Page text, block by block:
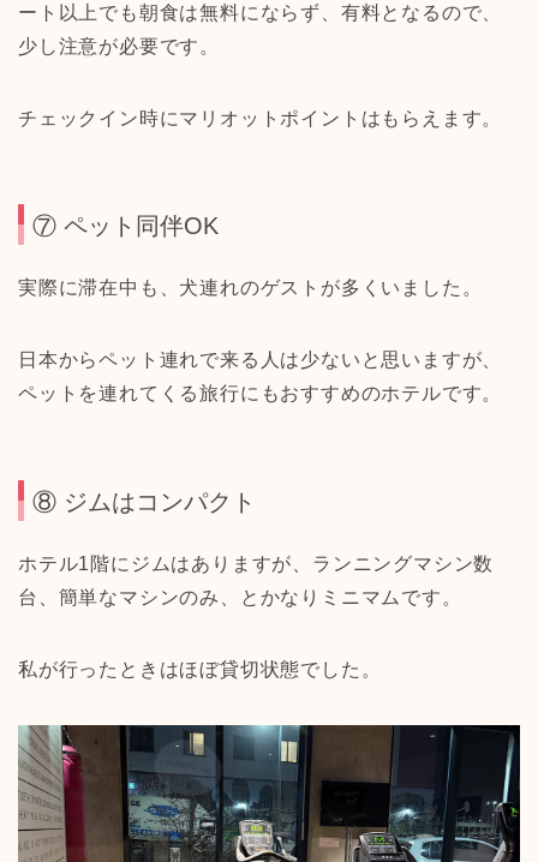
ート以上でも朝食は無料にならず、有料となるので、
少し注意が必要です。
チェックイン時にマリオットポイントはもらえます。
⑦ ペット同伴OK
実際に滞在中も、犬連れのゲストが多くいました。
日本からペット連れで来る人は少ないと思いますが、
ペットを連れてくる旅行にもおすすめのホテルです。
⑧ ジムはコンパクト
ホテル1階にジムはありますが、ランニングマシン数
台、簡単なマシンのみ、とかなりミニマムです。
私が行ったときはほぼ貸切状態でした。